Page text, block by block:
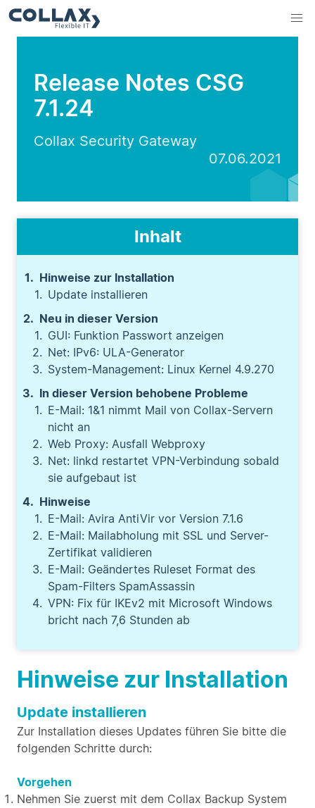
Release Notes CSG
7.1.24
Collax Security Gateway
07.06.2021
Hinweise zur Installation
Update installieren
Zur Installation dieses Updates führen Sie bitte die
folgenden Schritte durch:
Vorgehen
Nehmen Sie zuerst mit dem Collax Backup System
Inhalt
Hinweise zur Installation
Update installieren
Neu in dieser Version
GUI: Funktion Passwort anzeigen
Net: IPv6: ULA-Generator
System-Management: Linux Kernel 4.9.270
In dieser Version behobene Probleme
E-Mail: 1&1 nimmt Mail von Collax-Servern
nicht an
Web Proxy: Ausfall Webproxy
Net: linkd restartet VPN-Verbindung sobald
sie aufgebaut ist
Hinweise
E-Mail: Avira AntiVir vor Version 7.1.6
E-Mail: Mailabholung mit SSL und Server-
Zertifikat validieren
E-Mail: Geändertes Ruleset Format des
Spam-Filters SpamAssassin
VPN: Fix für IKEv2 mit Microsoft Windows
bricht nach 7,6 Stunden ab